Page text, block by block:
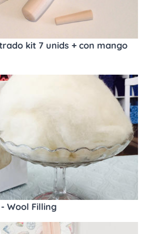
kit 7 unids + con mango
Wool Filling